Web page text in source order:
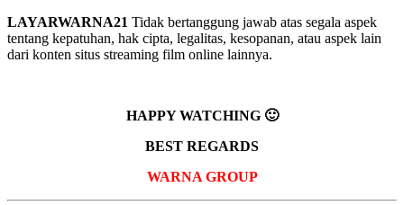
LAYARWARNA21 Tidak bertanggung jawab atas segala aspek
tentang kepatuhan, hak cipta, legalitas, kesopanan, atau aspek lain
dari konten situs streaming film online lainnya.
HAPPY WATCHING 🙂
BEST REGARDS
WARNA GROUP